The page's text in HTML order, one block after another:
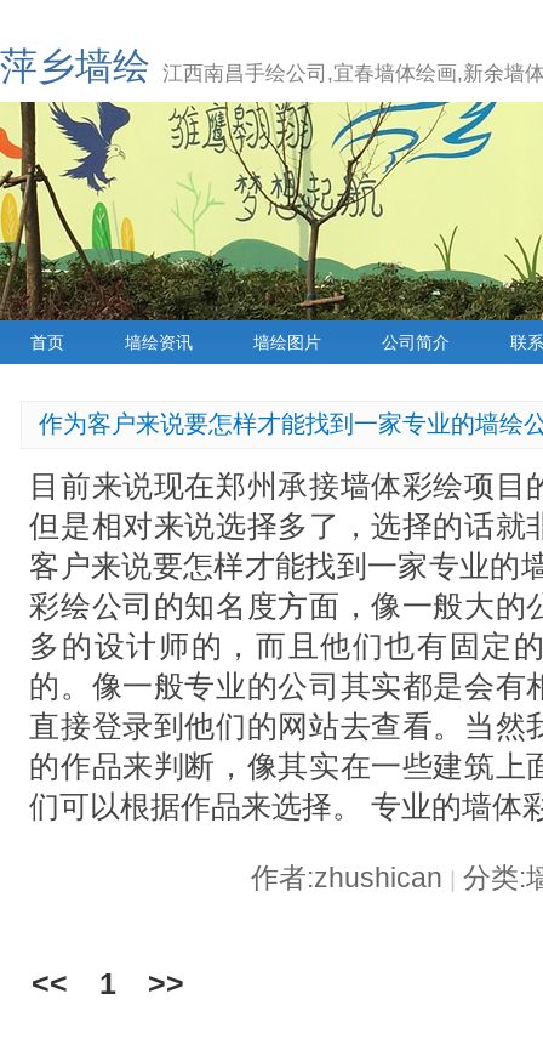
萍乡墙绘 江西南昌手绘公司,宜春墙体绘画,新余墙
首页 墙绘资讯 墙绘图片 公司简介 联
作为客户来说要怎样才能找到一家专业的墙绘
目前来说现在郑州承接墙体彩绘项目
但是相对来说选择多了，选择的话就
客户来说要怎样才能找到一家专业的
彩绘公司的知名度方面，像一般大的
多的设计师的，而且他们也有固定
的。像一般专业的公司其实都是会有
直接登录到他们的网站去查看。当然
的作品来判断，像其实在一些建筑上
们可以根据作品来选择。 专业的墙体
作者:zhushican 分类:
<< 1 >>